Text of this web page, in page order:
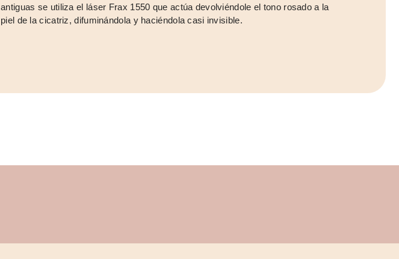
antiguas se utiliza el láser Frax 1550 que actúa devolviéndole el tono rosado a la
piel de la cicatriz, difuminándola y haciéndola casi invisible.